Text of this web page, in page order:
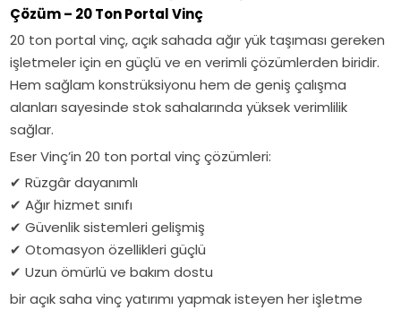
Çözüm – 20 Ton Portal Vinç
20 ton portal vinç, açık sahada ağır yük taşıması gereken
işletmeler için en güçlü ve en verimli çözümlerden biridir.
Hem sağlam konstrüksiyonu hem de geniş çalışma
alanları sayesinde stok sahalarında yüksek verimlilik
sağlar.
Eser Vinç’in 20 ton portal vinç çözümleri:
✔ Rüzgâr dayanımlı
✔ Ağır hizmet sınıfı
✔ Güvenlik sistemleri gelişmiş
✔ Otomasyon özellikleri güçlü
✔ Uzun ömürlü ve bakım dostu
bir açık saha vinç yatırımı yapmak isteyen her işletme